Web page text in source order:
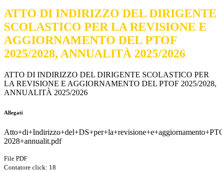
ATTO DI INDIRIZZO DEL DIRIGENTE
SCOLASTICO PER LA REVISIONE E
AGGIORNAMENTO DEL PTOF
2025/2028, ANNUALITÀ 2025/2026
ATTO DI INDIRIZZO DEL DIRIGENTE SCOLASTICO PER
LA REVISIONE E AGGIORNAMENTO DEL PTOF 2025/2028,
ANNUALITÀ 2025/2026
Allegati
2028+annualit.pdf
File PDF
Contatore click: 18